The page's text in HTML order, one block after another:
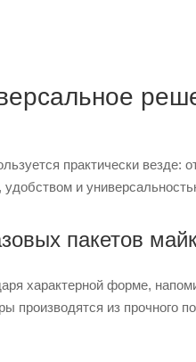
практически везде:
и
пакетов
характерной форме,
производятся из